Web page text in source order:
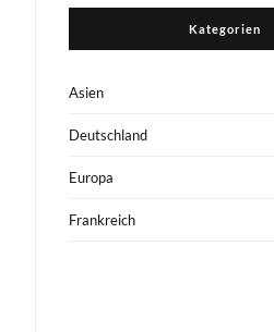
Kategorien
Asien
Deutschland
Europa
Frankreich